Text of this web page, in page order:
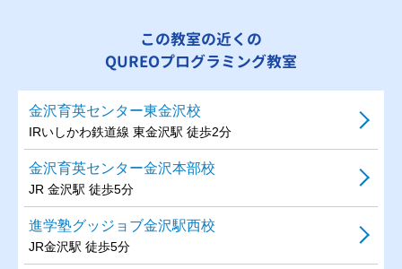
この教室の近くの
QUREOプログラミング教室
金沢育英センター東金沢校
IRいしかわ鉄道線 東金沢駅 徒歩2分
金沢育英センター金沢本部校
JR 金沢駅 徒歩5分
進学塾グッジョブ金沢駅西校
JR金沢駅 徒歩5分